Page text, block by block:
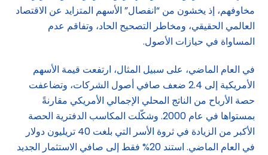
مخاوفهم، إذ يخشون من “انفصال” الأسهم المتزايد عن الاقتصاد
العالمي الحقيقي، ومخاطر التصحيح الحاد، وتفاقم عدم
المساواة في حيازات الأصول.
في العام الماضي، على سبيل المثال، ارتفعت قيمة الأسهم
الأمريكية إلى 2.4 ضعف صافي أصول الشركات، وتضاعفت
حصة الأرباح من الناتج المحلي الإجمالي الأمريكي مقارنةً
بمستواها في عام 2000. وشكّلت المكاسب الدفترية الحصة
الأكبر من الزيادة في ثروة الأسر التي بلغت 40 تريليون دولار
في العام الماضي. استند 20% فقط إلى صافي الاستثمار الجديد